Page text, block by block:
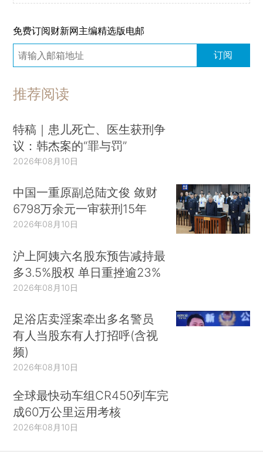
免费订阅财新网主编精选版电邮
订阅
推荐阅读
特稿｜患儿死亡、医生获刑争
议：韩杰案的“罪与罚”
2026年08月10日
中国一重原副总陆文俊 敛财
6798万余元一审获刑15年
2026年08月10日
沪上阿姨六名股东预告减持最
多3.5%股权 单日重挫逾23%
2026年08月10日
足浴店卖淫案牵出多名警员
有人当股东有人打招呼(含视
频)
2026年08月10日
全球最快动车组CR450列车完
成60万公里运用考核
2026年08月10日